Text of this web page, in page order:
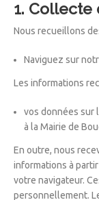
1. Collecte
Nous recueillons
Naviguez sur
Les informations
vos données sur
à la Mairie de
En outre, nous
informations à
votre navigateur.
personnellement.